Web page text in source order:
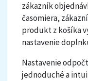
zákazník
časomiera,
produkt z košíka
nastavenie
Nastavenie
jednoduché a